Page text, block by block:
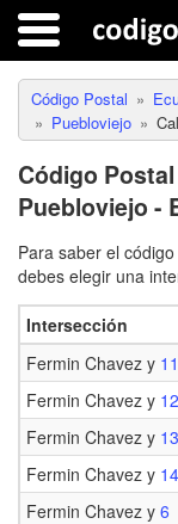
Código Postal
Puebloviejo
Código
Puebloviejo -
Para saber el
debes elegir una
Intersección
Fermin Chavez y 11
Fermin Chavez y 12
Fermin Chavez y 13
Fermin Chavez y 14
Fermin Chavez y 6